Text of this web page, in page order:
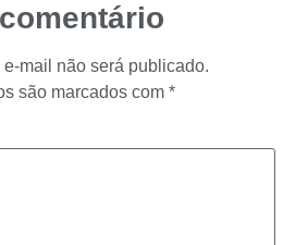
mail não será publicado.
são marcados com *